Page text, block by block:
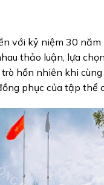
với kỷ niệm 30
thảo luận, lựa
hồn nhiên khi
phục của tập thể